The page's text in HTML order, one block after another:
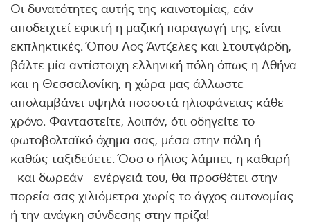
Οι δυνατότητες αυτής της καινοτομίας, εάν
αποδειχτεί εφικτή η μαζική παραγωγή της, είναι
εκπληκτικές. Όπου Λος Άντζελες και Στουτγάρδη,
βάλτε μία αντίστοιχη ελληνική πόλη όπως η Αθήνα
και η Θεσσαλονίκη, η χώρα μας άλλωστε
απολαμβάνει υψηλά ποσοστά ηλιοφάνειας κάθε
χρόνο. Φανταστείτε, λοιπόν, ότι οδηγείτε το
φωτοβολταϊκό όχημα σας, μέσα στην πόλη ή
καθώς ταξιδεύετε. Όσο ο ήλιος λάμπει, η καθαρή
–και δωρεάν– ενέργειά του, θα προσθέτει στην
πορεία σας χιλιόμετρα χωρίς το άγχος αυτονομίας
ή την ανάγκη σύνδεσης στην πρίζα!